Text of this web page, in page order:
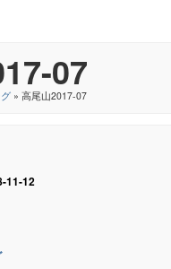
07
» 高尾山2017-07
11-12